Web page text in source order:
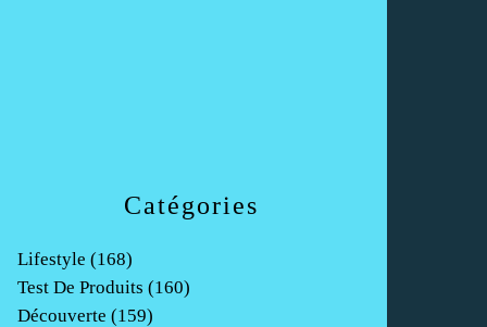
Catégories
Lifestyle (168)
Test De Produits (160)
Découverte (159)